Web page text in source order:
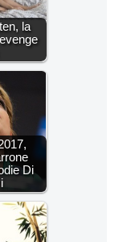
la
Di